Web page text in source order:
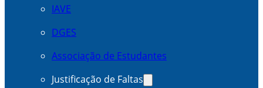
IAVE
DGES
Associação de Estudantes
Justificação de Faltas